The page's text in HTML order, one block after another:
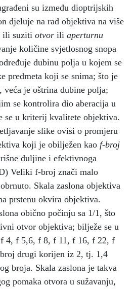
su između dioptrijskih
djeluje na rad objektiva na više
ili suziti otvor ili aperturnu
količine svjetlosnog snopa
dubinu polja u kojem se
predmeta koji se snima; što je
veća je oštrina dubine polja;
se kontrolira dio aberacija u
u kriterij kvalitete objektiva.
slike ovisi o promjeru
koji je obilježen kao f-broj
duljine i efektivnoga
Veliki f-broj znači malo
Skala zaslona objektiva
prstenu okvira objektiva.
obično počinju sa 1/1, što
otvor objektiva; bilježe se u
4, f 5,6, f 8, f 11, f 16, f 22, f
drugi korijen iz 2, tj. 1,4
broja. Skala zaslona je takva
pomaka otvora u sužavanju,